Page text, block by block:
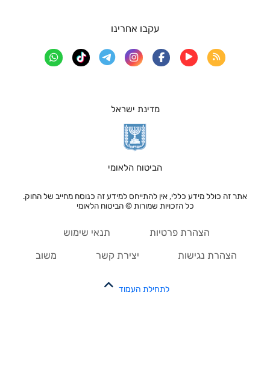
מדינת ישראל
הביטוח הלאומי
אתר זה כולל מידע כללי, אין להתייחס למידע זה כנוסח מחייב של החוק.
כל הזכויות שמורות © הביטוח הלאומי
עקבו אחרינו
הצהרת פרטיות תנאי שימוש
הצהרת נגישות יצירת קשר משוב
לתחילת העמוד